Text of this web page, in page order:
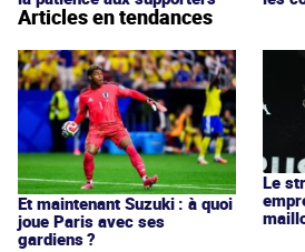
Articles en tendances
Et maintenant Suzuki : à quoi
joue Paris avec ses
gardiens ?
Le